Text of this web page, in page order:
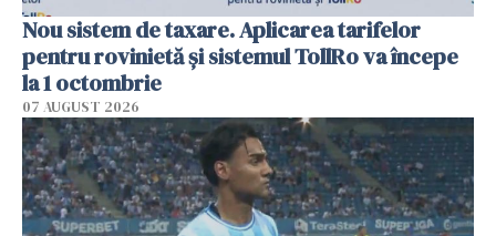
Nou sistem de taxare. Aplicarea tarifelor
pentru rovinietă şi sistemul TollRo va începe
la 1 octombrie
07 AUGUST 2026